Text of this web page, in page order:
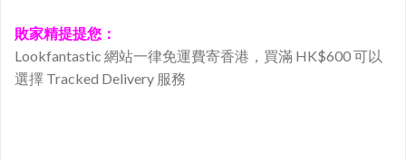
敗家精提提您：
Lookfantastic 網站一律免運費寄香港，買滿 HK$600 可以
選擇 Tracked Delivery 服務